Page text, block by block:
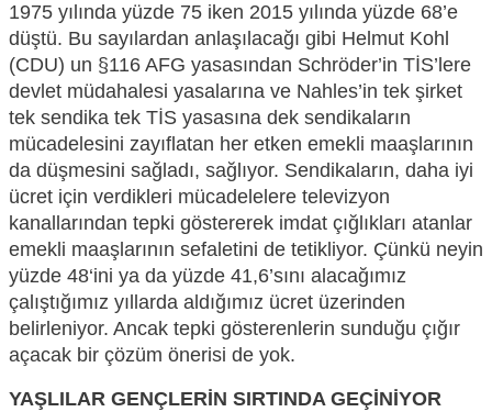
1975 yılında yüzde 75 iken 2015 yılında yüzde 68’e
düştü. Bu sayılardan anlaşılacağı gibi Helmut Kohl
(CDU) un §116 AFG yasasından Schröder’in TİS’ lere
devlet müdahalesi yasalarına ve Nahles’in tek şirket
tek sendika tek TİS yasasına dek sendikaların
mücadelesini zayıflatan her etken emekli maaşlarının
da düşmesini sağladı, sağlıyor. Sendikaların, daha iyi
ücret için verdikleri mücadelelere televizyon
kanallarından tepki göstererek imdat çığlıkları atanlar
emekli maaşlarının sefaletini de tetikliyor. Çünkü neyin
yüzde 48‘ini ya da yüzde 41,6’sını alacağımız
çalıştığımız yıllarda aldığımız ücret üzerinden
belirleniyor. Ancak tepki gösterenlerin sunduğu çığır
açacak bir çözüm önerisi de yok.
YAŞLILAR GENÇLERİN SIRTINDA GEÇİNİYOR